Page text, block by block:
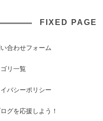
FIXED PAGE
合わせフォーム
リ一覧
バシーポリシー
グを応援しよう！